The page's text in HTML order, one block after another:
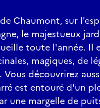
Chaumont, sur
le majestueux
toute l'année. Il
magiques, de
découvrirez
est entouré d'un
une margelle de